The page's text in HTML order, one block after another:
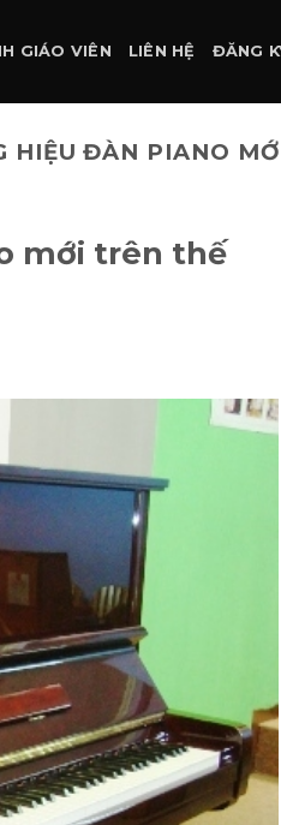
GIÁO VIÊN LIÊN HỆ ĐĂNG
HIỆU ĐÀN PIANO
mới trên thế